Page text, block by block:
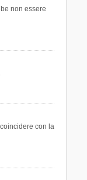
non essere
con la